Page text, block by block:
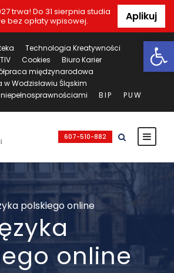
trwa! Do 31 sierpnia studia
bez opłaty wpisowej.
Aplikuj
Technologia Kreatywności
Cookies
Biuro Karier
międzynarodowa
w Wodzisławiu Śląskim
BIP PUW
607-510-882
polskiego online
online